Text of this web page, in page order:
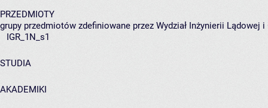
PRZEDMIOTY
grupy przedmiotów zdefiniowane przez Wydział Inżynierii Lądowej
IGR_1N_s1
STUDIA
AKADEMIKI